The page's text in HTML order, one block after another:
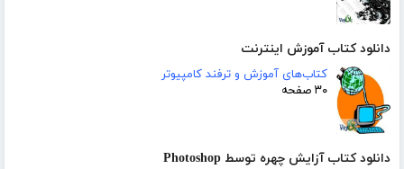
دانلود کتاب آموزش اینترنت
کتاب‌های آموزش و ترفند کامپیوتر
۳۰ صفحه
دانلود کتاب آزایش چهره توسط Photoshop